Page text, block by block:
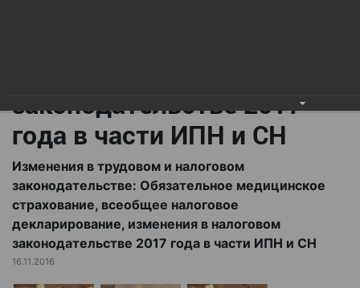
законодательстве 2017
года в части ИПН и СН
Изменения в трудовом и налоговом
законодательстве: Обязательное медицинское
страхование, всеобщее налоговое
декларирование, изменения в налоговом
законодательстве 2017 года в части ИПН и СН
16.11.2016